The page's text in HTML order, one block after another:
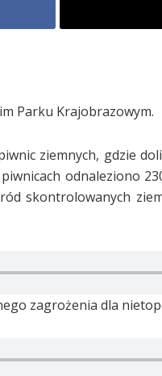
Parku Krajobrazowym.
ziemnych, gdzie
odnaleziono
skontrolowanych
zagrożenia dla